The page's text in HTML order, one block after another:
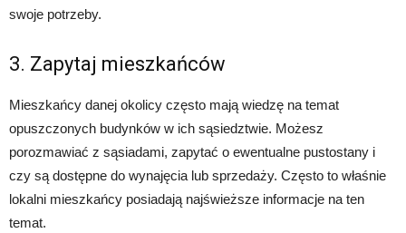
swoje potrzeby.
3. Zapytaj mieszkańców
Mieszkańcy danej okolicy często mają wiedzę na temat
opuszczonych budynków w ich sąsiedztwie. Możesz
porozmawiać z sąsiadami, zapytać o ewentualne pustostany i
czy są dostępne do wynajęcia lub sprzedaży. Często to właśnie
lokalni mieszkańcy posiadają najświeższe informacje na ten
temat.